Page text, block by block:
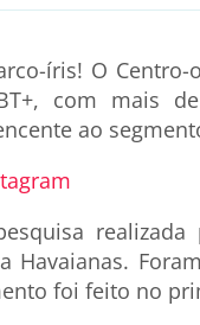
íris! O
com mais
ao
Havaianas.
foi feito no